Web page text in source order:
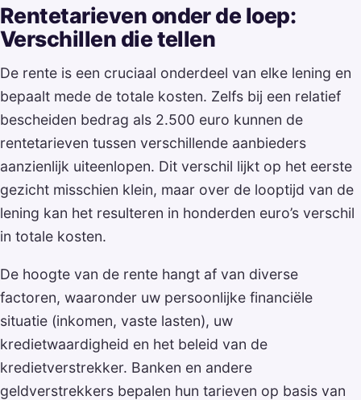
Rentetarieven onder de loep:
Verschillen die tellen
De rente is een cruciaal onderdeel van elke lening en
bepaalt mede de totale kosten. Zelfs bij een relatief
bescheiden bedrag als 2.500 euro kunnen de
rentetarieven tussen verschillende aanbieders
aanzienlijk uiteenlopen. Dit verschil lijkt op het eerste
gezicht misschien klein, maar over de looptijd van de
lening kan het resulteren in honderden euro’s verschil
in totale kosten.
De hoogte van de rente hangt af van diverse
factoren, waaronder uw persoonlijke financiële
situatie (inkomen, vaste lasten), uw
kredietwaardigheid en het beleid van de
kredietverstrekker. Banken en andere
geldverstrekkers bepalen hun tarieven op basis van